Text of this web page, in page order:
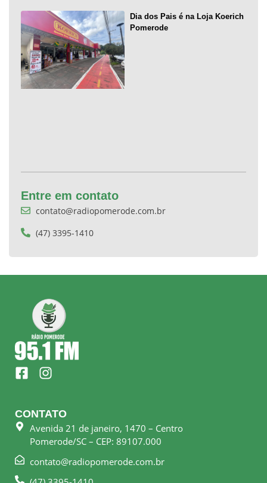
Dia dos Pais é na Loja Koerich
Pomerode
Entre em contato
contato@radiopomerode.com.br
(47) 3395-1410
F
a
e
b
o
k
I
n
t
a
g
r
a
m
CONTATO
Avenida 21 de janeiro, 1470 – Centro
Pomerode/SC – CEP: 89107.000
contato@radiopomerode.com.br